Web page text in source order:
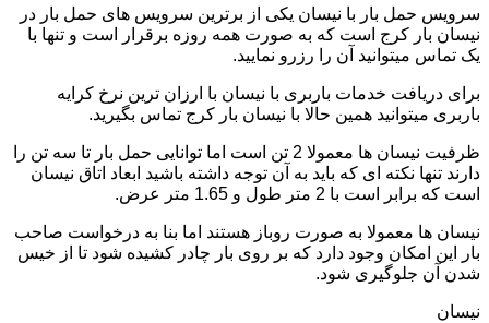
سرویس حمل بار با نیسان یکی از برترین سرویس های حمل بار در
نیسان بار کرج است که به صورت همه روزه برقرار است و تنها با
یک تماس میتوانید آن را رزرو نمایید.
برای دریافت خدمات باربری با نیسان با ارزان ترین نرخ کرایه
باربری میتوانید همین حالا با نیسان بار کرج تماس بگیرید.
ظرفیت نیسان ها معمولا 2 تن است اما توانایی حمل بار تا سه تن را
دارند تنها نکته ای که باید به آن توجه داشته باشید ابعاد اتاق نیسان
است که برابر است با 2 متر طول و 1.65 متر عرض.
نیسان ها معمولا به صورت روباز هستند اما بنا به درخواست صاحب
بار این امکان وجود دارد که بر روی بار چادر کشیده شود تا از خیس
شدن آن جلوگیری شود.
نیسان